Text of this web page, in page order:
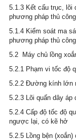
5.1.3 Kết cấu trục, lõi
phương pháp thủ
5.1.4 Kiểm soát ma
phương pháp thủ
5.2  Máy chủ lồng
5.2.1 Phạm vi tốc độ
5.2.2 Đường kính lớn
5.2.3 Lõi quấn dây áp
5.2.4 Cấp độ tốc độ
ngược lại, có kẽ hở
5.2.5 Lồng bện